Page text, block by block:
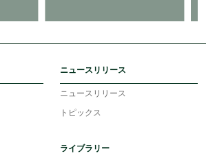
ニュースリリース
ニュースリリース
トピックス
ライブラリー